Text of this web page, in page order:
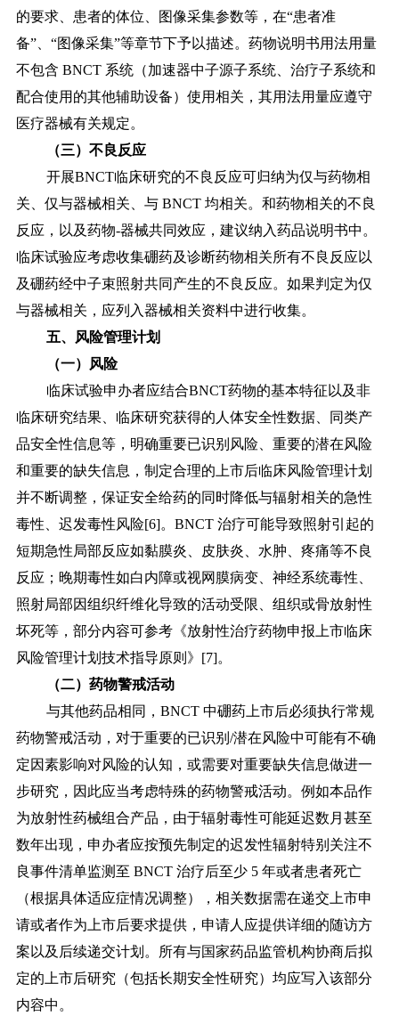
的要求、患者的体位、图像采集参数等，在“患者准
备”、“图像采集”等章节下予以描述。药物说明书用法用量
不包含 BNCT 系统（加速器中子源子系统、治疗子系统和
配合使用的其他辅助设备）使用相关，其用法用量应遵守
医疗器械有关规定。
（三）不良反应
开展BNCT临床研究的不良反应可归纳为仅与药物相
关、仅与器械相关、与 BNCT 均相关。和药物相关的不良
反应，以及药物-器械共同效应，建议纳入药品说明书中。
临床试验应考虑收集硼药及诊断药物相关所有不良反应以
及硼药经中子束照射共同产生的不良反应。如果判定为仅
与器械相关，应列入器械相关资料中进行收集。
五、风险管理计划
（一）风险
临床试验申办者应结合BNCT药物的基本特征以及非
临床研究结果、临床研究获得的人体安全性数据、同类产
品安全性信息等，明确重要已识别风险、重要的潜在风险
和重要的缺失信息，制定合理的上市后临床风险管理计划
并不断调整，保证安全给药的同时降低与辐射相关的急性
毒性、迟发毒性风险[6]。BNCT 治疗可能导致照射引起的
短期急性局部反应如黏膜炎、皮肤炎、水肿、疼痛等不良
反应；晚期毒性如白内障或视网膜病变、神经系统毒性、
照射局部因组织纤维化导致的活动受限、组织或骨放射性
坏死等，部分内容可参考《放射性治疗药物申报上市临床
风险管理计划技术指导原则》[7]。
（二）药物警戒活动
与其他药品相同， BNCT 中硼药上市后必须执行常规
药物警戒活动，对于重要的已识别/潜在风险中可能有不确
定因素影响对风险的认知，或需要对重要缺失信息做进一
步研究，因此应当考虑特殊的药物警戒活动。例如本品作
为放射性药械组合产品，由于辐射毒性可能延迟数月甚至
数年出现，申办者应按预先制定的迟发性辐射特别关注不
良事件清单监测至 BNCT 治疗后至少 5 年或者患者死亡
（根据具体适应症情况调整），相关数据需在递交上市申
请或者作为上市后要求提供，申请人应提供详细的随访方
案以及后续递交计划。所有与国家药品监管机构协商后拟
定的上市后研究（包括长期安全性研究）均应写入该部分
内容中。